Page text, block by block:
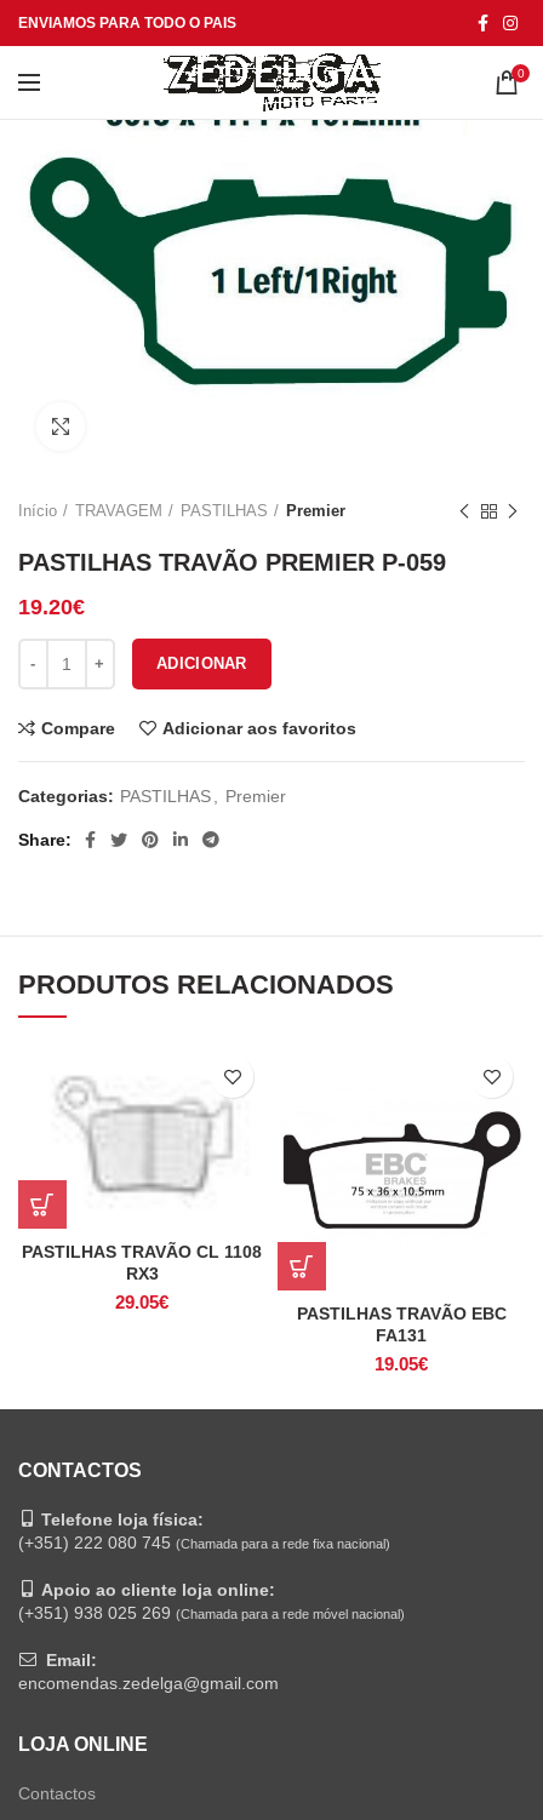
ENVIAMOS PARA TODO O PAIS
0
Início TRAVAGEM PASTILHAS Premier
PASTILHAS TRAVÃO PREMIER P-059
19.20€
ADICIONAR
Compare Adicionar aos favoritos
Categorias: PASTILHAS Premier
Share
PRODUTOS RELACIONADOS
PASTILHAS TRAVÃO CL 1108
RX3
29.05€
PASTILHAS TRAVÃO EBC
FA131
19.05€
CONTACTOS
Telefone loja física:
(+351) 222 080 745 (Chamada para a rede fixa nacional)
Apoio ao cliente loja online:
(+351) 938 025 269 (Chamada para a rede móvel nacional)
Email:
encomendas.zedelga@gmail.com
LOJA ONLINE
Contactos